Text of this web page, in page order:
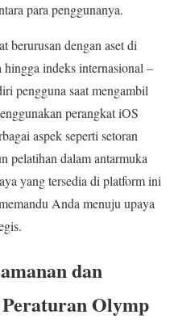
para penggunanya.
berurusan dengan aset di
indeks internasional –
pengguna saat mengambil
perangkat iOS
aspek seperti setoran
pelatihan dalam antarmuka
yang tersedia di platform ini
Anda menuju upaya
dan
Olymp